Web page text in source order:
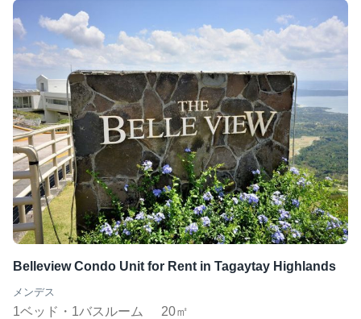
Belleview Condo Unit for Rent in Tagaytay Highlands
メンデス
1ベッド・1バスルーム 20㎡